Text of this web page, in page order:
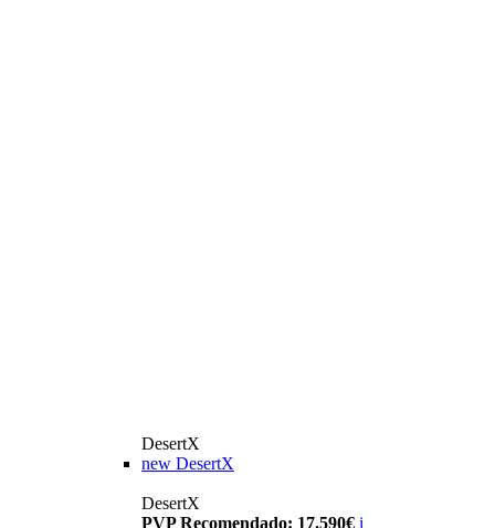
DesertX
new DesertX
DesertX
PVP Recomendado: 17.590€ i